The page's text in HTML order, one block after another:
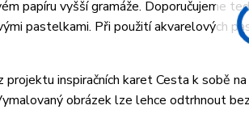
papíru vyšší gramáže. Doporučujeme
pastelkami. Při použití akvarelových
inspiračních karet Cesta k sobě
obrázek lze lehce odtrhnout